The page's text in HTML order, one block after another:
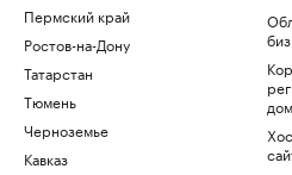
Пермский край
Ростов-на-Дону
Татарстан
Тюмень
Черноземье
Кавказ